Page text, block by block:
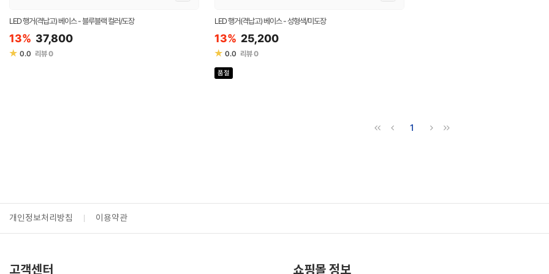
LED 행거(격납고) 베이스 - 블루블랙 컬러/도장
13% 37,800
★ 0.0 리뷰0
LED 행거(격납고) 베이스 - 성형색/미도장
13% 25,200
★ 0.0 리뷰0
품절
1
개인정보처리방침 이용약관
고객센터 쇼핑몰 정보